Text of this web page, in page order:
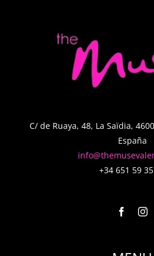
C/ de Ruaya, 48, La Saïdia,
España
+34 651 59